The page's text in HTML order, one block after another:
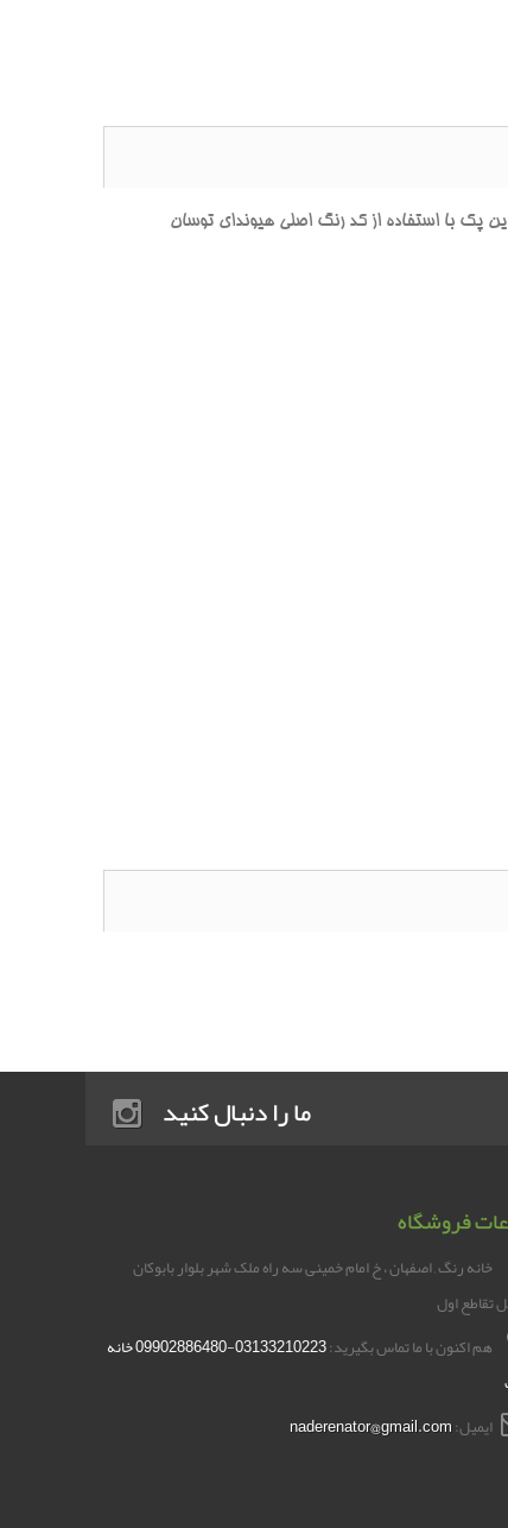
با استفاده از کد رنگ اصلي هيونداي توسان
ما را دنبال کنید
فروشگاه
خانه رنگ , اصفهان ، خ امام خمینی سه راه ملک شهر بلوار بابوکان
تقاطع اول
هم اکنون با ما تماس بگیرید:
03133210223-09902886480 خانه
ایمیل:naderenator@gmail.com